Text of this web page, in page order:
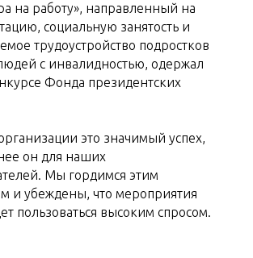
на работу», направленный на
социальную занятость и
трудоустройство подростков
с инвалидностью, одержал
Фонда президентских
это значимый успех,
он для наших
Мы гордимся этим
и убеждены, что мероприятия
пользоваться высоким спросом.